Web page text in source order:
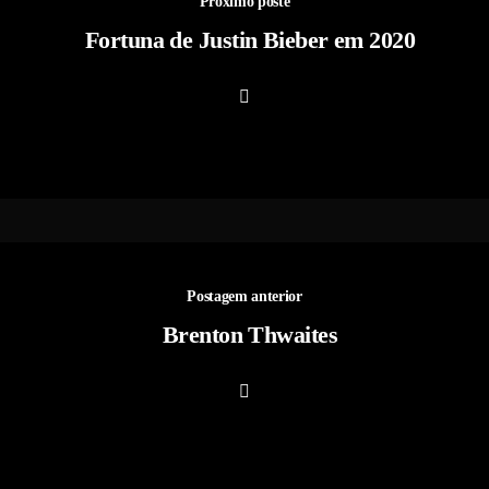
Fortuna de Justin Bieber em 2020
Postagem anterior
Brenton Thwaites